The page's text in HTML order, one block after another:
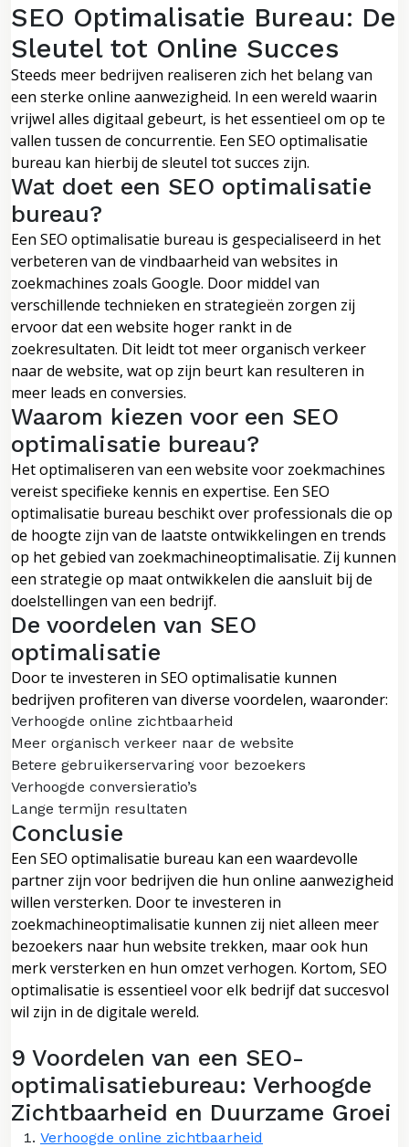
SEO Optimalisatie Bureau: De
Sleutel tot Online Succes
Steeds meer bedrijven realiseren zich het belang van
een sterke online aanwezigheid. In een wereld waarin
vrijwel alles digitaal gebeurt, is het essentieel om op te
vallen tussen de concurrentie. Een SEO optimalisatie
bureau kan hierbij de sleutel tot succes zijn.
Wat doet een SEO optimalisatie
bureau?
Een SEO optimalisatie bureau is gespecialiseerd in het
verbeteren van de vindbaarheid van websites in
zoekmachines zoals Google. Door middel van
verschillende technieken en strategieën zorgen zij
ervoor dat een website hoger rankt in de
zoekresultaten. Dit leidt tot meer organisch verkeer
naar de website, wat op zijn beurt kan resulteren in
meer leads en conversies.
Waarom kiezen voor een SEO
optimalisatie bureau?
Het optimaliseren van een website voor zoekmachines
vereist specifieke kennis en expertise. Een SEO
optimalisatie bureau beschikt over professionals die op
de hoogte zijn van de laatste ontwikkelingen en trends
op het gebied van zoekmachineoptimalisatie. Zij kunnen
een strategie op maat ontwikkelen die aansluit bij de
doelstellingen van een bedrijf.
De voordelen van SEO
optimalisatie
Door te investeren in SEO optimalisatie kunnen
bedrijven profiteren van diverse voordelen, waaronder:
Verhoogde online zichtbaarheid
Meer organisch verkeer naar de website
Betere gebruikerservaring voor bezoekers
Verhoogde conversieratio’s
Lange termijn resultaten
Conclusie
Een SEO optimalisatie bureau kan een waardevolle
partner zijn voor bedrijven die hun online aanwezigheid
willen versterken. Door te investeren in
zoekmachineoptimalisatie kunnen zij niet alleen meer
bezoekers naar hun website trekken, maar ook hun
merk versterken en hun omzet verhogen. Kortom, SEO
optimalisatie is essentieel voor elk bedrijf dat succesvol
wil zijn in de digitale wereld.
9 Voordelen van een SEO-
optimalisatiebureau: Verhoogde
Zichtbaarheid en Duurzame Groei
Verhoogde online zichtbaarheid